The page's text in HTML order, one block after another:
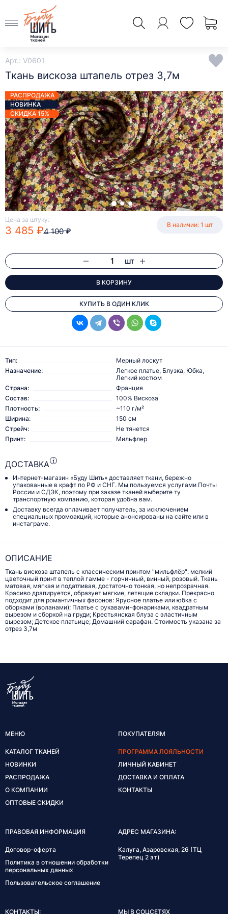
Арт.: V0601
Ткань вискоза штапель отрез 3,7м
Цена за штуку:
3 485 ₽4 100 ₽
В наличии: 1 шт
шт
В КОРЗИНУ
КУПИТЬ В ОДИН КЛИК
РАСПРОДАЖА
НОВИНКА
СКИДКА 15%
Тип:
Мерный лоскут
Назначение:
Легкое платье, Блузка, Юбка,
Легкий костюм
Страна:
Франция
Состав:
100% Вискоза
Плотность:
~110 г/м²
Ширина:
150 см
Стрейч:
Не тянется
Принт:
Мильфлер
ДОСТАВКА
Интернет-магазин «Буду Шить» доставляет ткани, бережно
упакованные в крафт по РФ и СНГ. Мы пользуемся услугами Почты
России и СДЭК, поэтому при заказе тканей выберите ту
транспортную компанию, которая удобна вам.
Доставку всегда оплачивает получатель, за исключением
специальных промоакций, которые анонсированы на сайте или в
инстаграме.
ОПИСАНИЕ
Ткань вискоза штапель с классическим принтом "мильфлёр": мелкий
цветочный принт в теплой гамме - горчичный, винный, розовый. Ткань
матовая, мягкая и податливая, достаточно тонкая, но непрозрачная.
Красиво драпируется, образует мягкие, летящие складки. Прекрасно
подходит для романтичных фасонов: Ярусное платье или юбка с
оборками (воланами); Платье с рукавами-фонариками, квадратным
вырезом и сборкой на груди; Крестьянская блуза с эластичным
вырезом; Детское платьице; Домашний сарафан. Стоимость указана за
отрез 3,7м
МЕНЮ
КАТАЛОГ ТКАНЕЙ
НОВИНКИ
РАСПРОДАЖА
О КОМПАНИИ
ОПТОВЫЕ СКИДКИ
ПОКУПАТЕЛЯМ
ПРОГРАММА ЛОЯЛЬНОСТИ
ЛИЧНЫЙ КАБИНЕТ
ДОСТАВКА И ОПЛАТА
КОНТАКТЫ
ПРАВОВАЯ ИНФОРМАЦИЯ
Договор-оферта
Политика в отношении обработки
персональных данных
Пользовательское соглашение
АДРЕС МАГАЗИНА:
Калуга, Азаровская, 26 (ТЦ
Терепец 2 эт)
КОНТАКТЫ: МЫ В СОЦСЕТЯХ